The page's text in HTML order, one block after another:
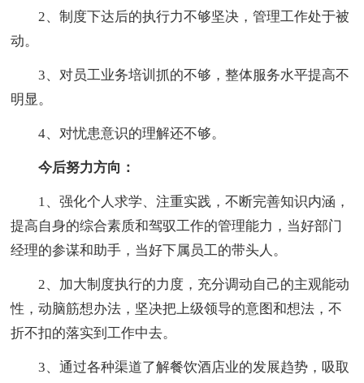
2、制度下达后的执行力不够坚决，管理工作处于被
动。
3、对员工业务培训抓的不够，整体服务水平提高不
明显。
4、对忧患意识的理解还不够。
今后努力方向：
1、强化个人求学、注重实践，不断完善知识内涵，
提高自身的综合素质和驾驭工作的管理能力，当好部门
经理的参谋和助手，当好下属员工的带头人。
2、加大制度执行的力度，充分调动自己的主观能动
性，动脑筋想办法，坚决把上级领导的意图和想法，不
折不扣的落实到工作中去。
3、通过各种渠道了解餐饮酒店业的发展趋势，吸取